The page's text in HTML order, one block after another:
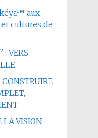
aux
et cultures de
: VERS
LA VISION